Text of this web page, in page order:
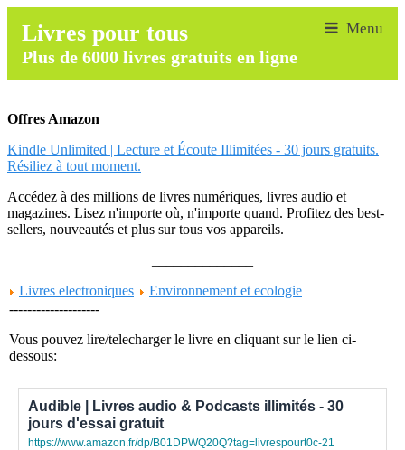
Livres pour tous
Plus de 6000 livres gratuits en ligne
Offres Amazon
Kindle Unlimited | Lecture et Écoute Illimitées - 30 jours gratuits.
Résiliez à tout moment.
Accédez à des millions de livres numériques, livres audio et
magazines. Lisez n'importe où, n'importe quand. Profitez des best-
sellers, nouveautés et plus sur tous vos appareils.
Livres electroniques
Environnement et ecologie
--------------------
Vous pouvez lire/telecharger le livre en cliquant sur le lien ci-
dessous:
Audible | Livres audio & Podcasts illimités - 30
jours d'essai gratuit
https://www.amazon.fr/dp/B01DPWQ20Q?tag=livrespourt0c-21